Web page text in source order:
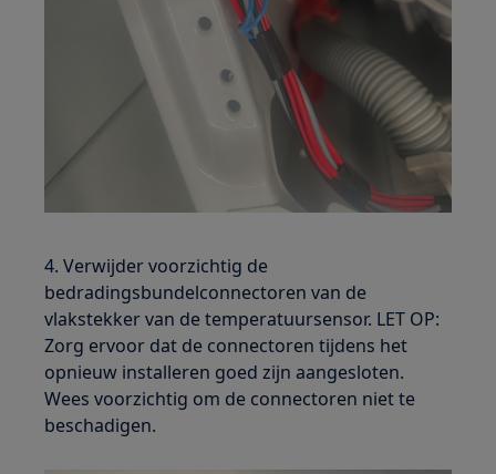
4. Verwijder voorzichtig de
bedradingsbundelconnectoren van de
vlakstekker van de temperatuursensor. LET OP:
Zorg ervoor dat de connectoren tijdens het
opnieuw installeren goed zijn aangesloten.
Wees voorzichtig om de connectoren niet te
beschadigen.